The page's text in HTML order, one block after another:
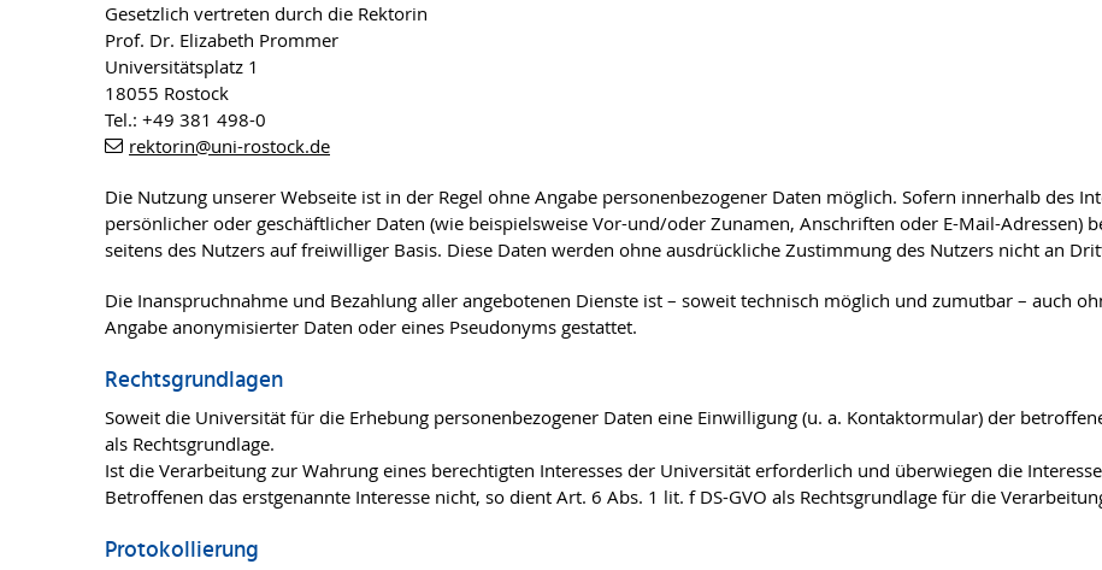
Gesetzlich vertreten durch die Rektorin
Prof. Dr. Elizabeth Prommer
Universitätsplatz 1
18055 Rostock
Tel.: +49 381 498-0
rektorin@uni-rostock.de
Die Nutzung unserer Webseite ist in der Regel ohne Angabe personenbezogener Daten möglich. Sofern innerhalb des
persönlicher oder geschäftlicher Daten (wie beispielsweise Vor-und/oder Zunamen, Anschriften oder E-Mail-Adressen)
seitens des Nutzers auf freiwilliger Basis. Diese Daten werden ohne ausdrückliche Zustimmung des Nutzers nicht an
Die Inanspruchnahme und Bezahlung aller angebotenen Dienste ist – soweit technisch möglich und zumutbar – auch
Angabe anonymisierter Daten oder eines Pseudonyms gestattet.
Rechtsgrundlagen
Soweit die Universität für die Erhebung personenbezogener Daten eine Einwilligung (u. a. Kontaktormular) der
als Rechtsgrundlage.
Ist die Verarbeitung zur Wahrung eines berechtigten Interesses der Universität erforderlich und überwiegen die
Betroffenen das erstgenannte Interesse nicht, so dient Art. 6 Abs. 1 lit. f DS-GVO als Rechtsgrundlage für die
Protokollierung